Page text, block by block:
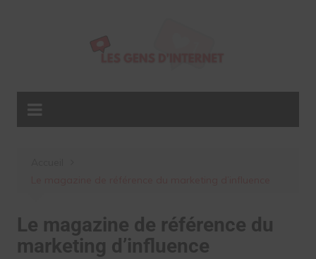
Le magazine de référence du
marketing d’influence